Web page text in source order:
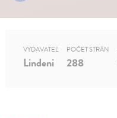
VYDAVATEĽ
Lindeni
POČET STRÁN
288